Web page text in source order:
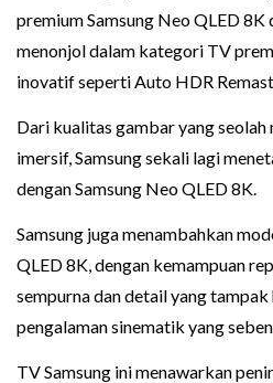
premium Samsung Neo QLED
menonjol dalam kategori TV
inovatif seperti Auto HDR
Dari kualitas gambar yang seolah
imersif, Samsung sekali lagi
dengan Samsung Neo QLED 8K.
Samsung juga menambahkan
QLED 8K, dengan kemampuan
sempurna dan detail yang
pengalaman sinematik yang
TV Samsung ini menawarkan